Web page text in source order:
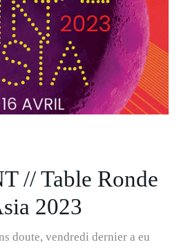
// Table Ronde
2023
doute, vendredi dernier a eu